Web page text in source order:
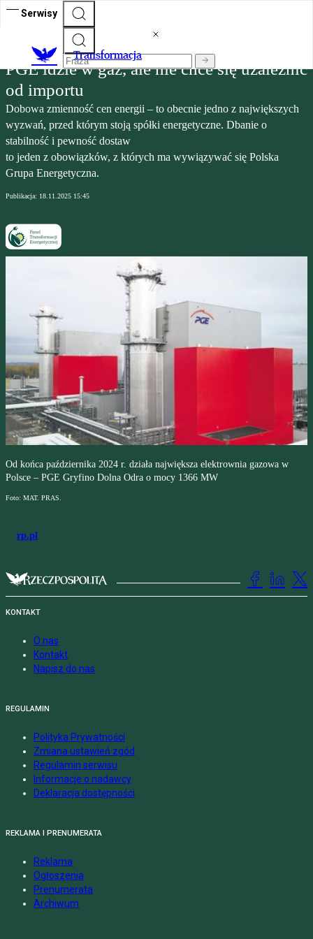
Serwisy
Transformacja
PGE idzie w gaz, ale nie chce się uzależnić
od importu
Dobowa zmienność cen energii – to obecnie jedno z największych
wyzwań, przed którym stoją spółki energetyczne. Dbanie o
stabilność i pewność dostaw
to jeden z obowiązków, z których ma wywiązywać się Polska
Grupa Energetyczna.
Publikacja: 18.11.2025 15:45
Od końca października 2024 r. działa największa elektrownia gazowa w
Polsce – PGE Gryfino Dolna Odra o mocy 1366 MW
Foto: MAT. PRAS.
rp.pl
KONTAKT
O nas
Kontakt
Napisz do nas
REGULAMIN
Polityka Prywatności
Zmiana ustawień zgód
Regulamin serwisu
Informacje o nadawcy
Deklaracja dostępności
REKLAMA I PRENUMERATA
Reklama
Ogłoszenia
Prenumerata
Archiwum